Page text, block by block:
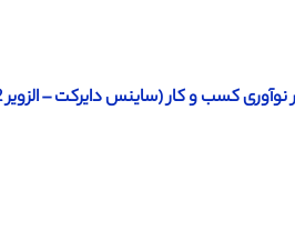
کسب و کار (ساینس دایرکت – الزویر 2022)